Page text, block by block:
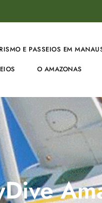
E PASSEIOS EM
O AMAZONAS